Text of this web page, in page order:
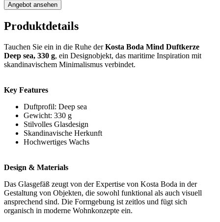
Angebot ansehen
Produktdetails
Tauchen Sie ein in die Ruhe derKosta Boda Mind Duftkerze
Deep sea, 330 g, ein Designobjekt, das maritime Inspiration mit
skandinavischem Minimalismus verbindet.
Key Features
Duftprofil: Deep sea
Gewicht: 330 g
Stilvolles Glasdesign
Skandinavische Herkunft
Hochwertiges Wachs
Design & Materials
Das Glasgefäß zeugt von der Expertise von Kosta Boda in der
Gestaltung von Objekten, die sowohl funktional als auch visuell
ansprechend sind. Die Formgebung ist zeitlos und fügt sich
organisch in moderne Wohnkonzepte ein.